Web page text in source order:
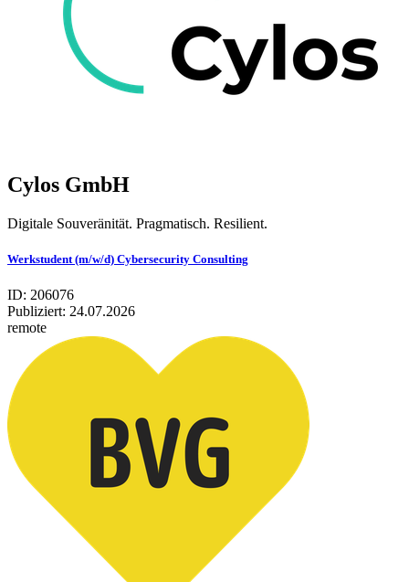
Cylos GmbH
Digitale Souveränität. Pragmatisch. Resilient.
Werkstudent (m/w/d) Cybersecurity Consulting
ID: 206076
Publiziert: 24.07.2026
remote